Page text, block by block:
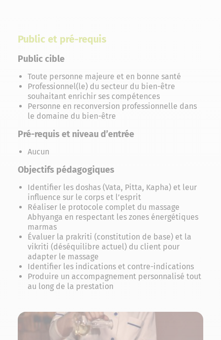
Public et pré-requis
Public cible
Toute personne majeure et en bonne santé
Professionnel(le) du secteur du bien-être
souhaitant enrichir ses compétences
Personne en reconversion professionnelle dans
le domaine du bien-être
Pré-requis et niveau d’entrée
Aucun
Objectifs pédagogiques
Identifier les doshas (Vata, Pitta, Kapha) et leur
influence sur le corps et l’esprit
Réaliser le protocole complet du massage
Abhyanga en respectant les zones énergétiques
marmas
Évaluer la prakriti (constitution de base) et la
vikriti (déséquilibre actuel) du client pour
adapter le massage
Identifier les indications et contre-indications
Produire un accompagnement personnalisé tout
au long de la prestation